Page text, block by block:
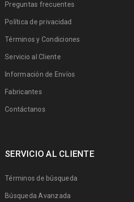
Preguntas frecuentes
Política de privacidad
Términos y Condiciones
Servicio al Cliente
Información de Envíos
Fabricantes
Contáctanos
SERVICIO AL CLIENTE
Términos de búsqueda
Búsqueda Avanzada